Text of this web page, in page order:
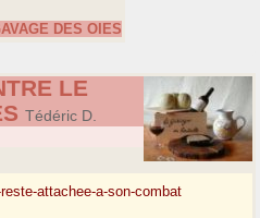
DES OIES
LE
Tédéric D.
attachee-a-son-combat